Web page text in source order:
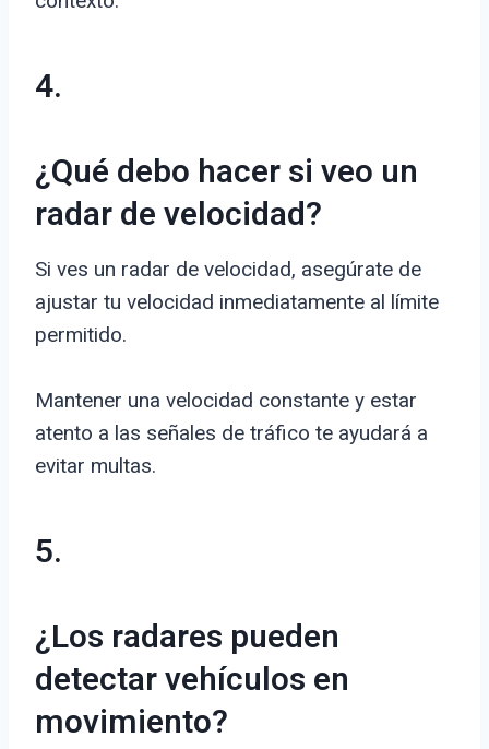
4.
¿Qué debo hacer si veo un
radar de velocidad?
Si ves un radar de velocidad, asegúrate de
ajustar tu velocidad inmediatamente al límite
permitido.
Mantener una velocidad constante y estar
atento a las señales de tráfico te ayudará a
evitar multas.
5.
¿Los radares pueden
detectar vehículos en
movimiento?